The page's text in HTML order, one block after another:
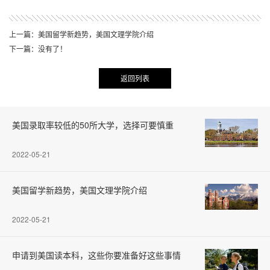
上一篇：美国留学新趋势，美国文理学院介绍
下一篇：没有了！
返回列表
美国录取率较低的50所大学，选择可要慎重
2022-05-21
美国留学新趋势，美国文理学院介绍
2022-05-21
申请到美国读本科，这些你要准备好这些事情